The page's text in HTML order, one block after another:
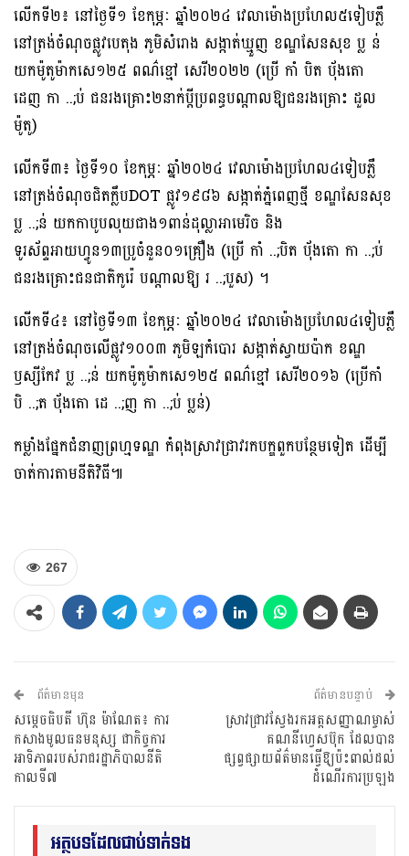
លេីកទី២៖ នៅថ្ងៃទី១ ខែកុម្ភៈ ឆ្នាំ២០២៤ វេលាម៉ោងប្រហែល៥ទៀបភ្លឺ
នៅត្រង់ចំណុចផ្លូវបេតុង ភូមិសំរោង សង្កាត់ឃ្មួញ ខណ្ឌសែនសុខ ប្ល ន់
យកម៉ូតូម៉ាកសេ១២៥ ពណ៌ខ្មៅ សេរី២០២២ (ប្រេី កាំ បិត បុ័ងតោ
ដេញ កា ..;ប់ ជនរងគ្រោះ២នាក់ប្តីប្រពន្ធបណ្តាលឱ្យជនរងគ្រោះ ដួល
ម៉ូតូ)
លេីកទី៣៖ ថ្ងៃទី១០ ខែកុម្ភៈ ឆ្នាំ២០២៤ វេលាម៉ោងប្រហែល៤ទៀបភ្លឺ
នៅត្រង់ចំណុចជិតក្លឹបDOT ផ្លូវ១៩៨៦ សង្កាត់ភ្នំពេញថ្មី ខណ្ឌសែនសុខ
ប្ល ..;ន់ យកកាបូបលុយជាង១ពាន់ដុល្លាអាមេរិច និង
ទូរស័ព្ទអាយហ្វូន១៣ប្រូចំនួន០១គ្រឿង (ប្រេី កាំ ..;បិត បុ័ងតោ កា ..;ប់
ជនរងគ្រោះជនជាតិកូរ៉េ បណ្តាលឱ្យ រ ..;បួស) ។
លេីកទី៤៖ នៅថ្ងៃទី១៣ ខែកុម្ភៈ ឆ្នាំ២០២៤ វេលាម៉ោងប្រហែល៤ទៀបភ្លឺ
នៅត្រង់ចំណុចលេីផ្លូវ១០០៣ ភូមិឡកំបោរ សង្កាត់ស្វាយប៉ាក ខណ្ឌ
ឫស្សីកែវ ប្ល ..;ន់ យកម៉ូតូម៉ាកសេ១២៥ ពណ៌ខ្មៅ សេរី២០១៦ (ប្រេីកាំ
បិ ..;ត បុ័ងតោ ដេ ..;ញ កា ..;ប់ ប្លន់)
កម្លាំងផ្នែកជំនាញព្រហ្មទណ្ឌ កំពុងស្រាវជ្រាវរកបក្ឌពួកបន្ថែមទៀត ដើម្បី
ចាត់ការតាមនីតិវិធី៕
267
ព័ត៌មានមុន
សម្តេចធិបតី ហ៊ុន ម៉ាណែត៖ ការ
កសាងមូលធនមនុស្ស ជាកិច្ចការ
អាទិភាពរបស់រាជរដ្ឋាភិបាលនីតិ
កាលទី៧
ព័ត៌មានបន្ទាប់
ស្រាវជ្រាវស្វែងរកអត្តសញ្ញាណម្ចាស់
គណនីហ្វេសប៊ុក ដែលបាន
ផ្សព្វផ្សាយព័ត៌មានធ្វើឱ្យប៉ះពាល់ដល់
ដំណើរការប្រឡង
អត្ថបទដែលជាប់ទាក់ទង